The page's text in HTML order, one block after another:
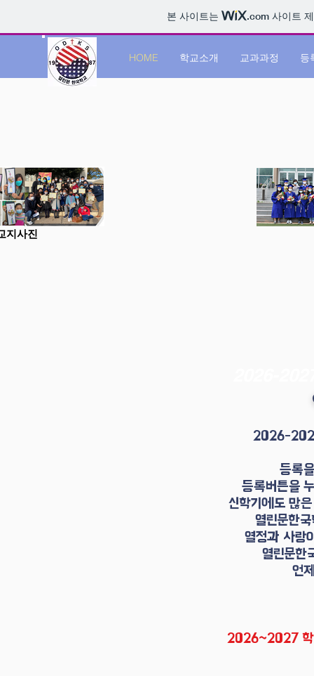
본 사이트는 .com 사이트
HOME 학교소개 교과과정 등
지사진
2026-
등록
등록버튼을
신학기에도 많
열린문한
열정과 사랑
열린문한
언
2026~2027 학